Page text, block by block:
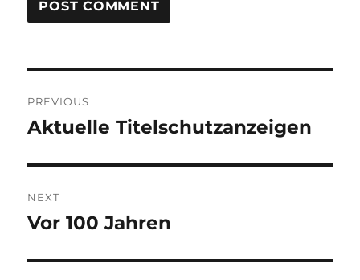
navigation
PREVIOUS
Previous
Aktuelle Titelschutzanzeigen
NEXT
Next
Vor 100 Jahren